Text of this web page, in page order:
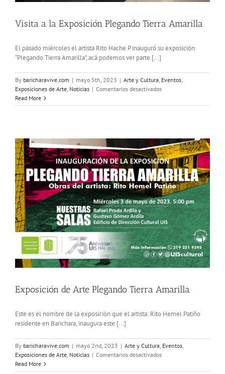
Visita a la Exposición Plegando Tierra Amarilla
El pasado miércoles el artista Rito Hache P inauguró su exposición
“Plegando Tierra Amarilla”, acá podemos ver parte [...]
By baricharavive.com | mayo 5th, 2023 | Arte y Cultura Eventos
Exposiciones de Arte Noticias | Comentarios desactivadosen
a
Tierra
Amarilla
Read More
Exposición de Arte Plegando Tierra Amarilla
Este es el nombre de la exposición que el artista: Rito Hemel Patiño
residente en Barichara, inaugura este [...]
By baricharavive.com | mayo 2nd, 2023 | Arte y Cultura, Eventos,
Exposiciones de Arte, Noticias | Comentarios desactivadosen
de
Read More